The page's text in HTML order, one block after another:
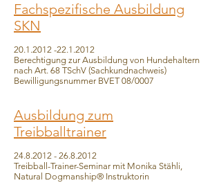
Fachspezifische Ausbildung
SKN
20.1.2012 -22.1.2012
Berechtigung zur Ausbildung von Hundehaltern
nach Art. 68 TSchV (Sachkundnachweis)
Bewilligungsnummer BVET 08/0007
Ausbildung zum
Treibballtrainer
24.8.2012 - 26.8.2012
Treibball-Trainer-Seminar mit Monika Stähli,
Natural Dogmanship® Instruktorin